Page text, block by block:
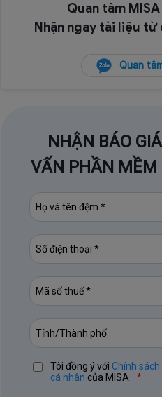
Quan tâm MISA
Nhận ngay tài liệu từ
Quan
NHẬN BÁO
VẤN PHẦN MỀM
Tôi đồng ý với Chính sách
cá nhân của MISA *